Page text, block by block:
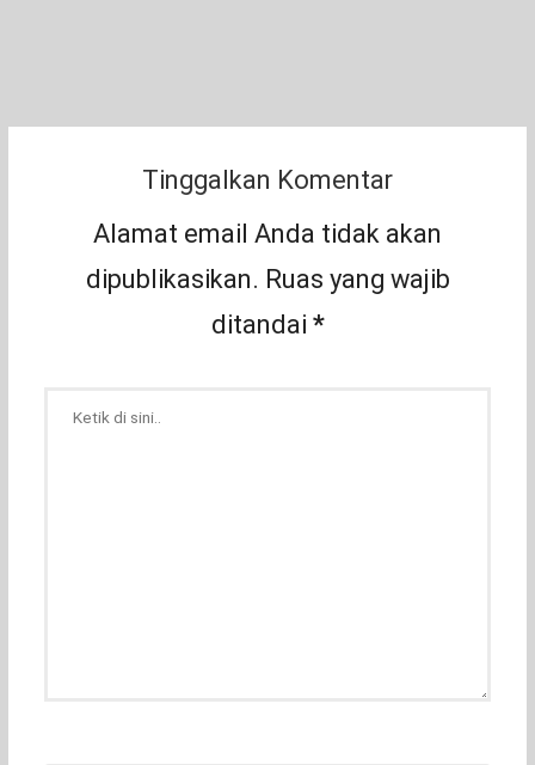
Tinggalkan Komentar
Alamat email Anda tidak akan
dipublikasikan. Ruas yang wajib
ditandai *